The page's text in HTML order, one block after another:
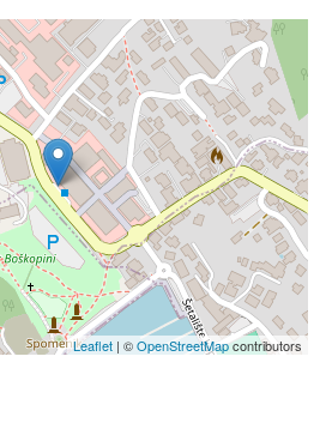
Leaflet | ©OpenStreetMapcontributors